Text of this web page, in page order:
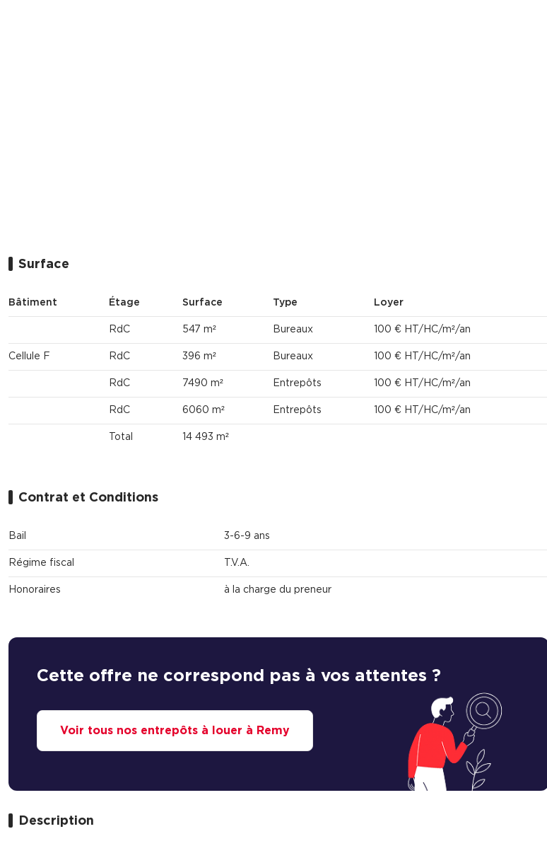
Surface
Bâtiment Étage Surface Type Loyer
RdC 547 m² Bureaux 100 € HT/HC/m²/an
Cellule F RdC 396 m² Bureaux 100 € HT/HC/m²/an
RdC 7490 m² Entrepôts 100 € HT/HC/m²/an
RdC 6060 m² Entrepôts 100 € HT/HC/m²/an
Total 14 493 m²
Contrat et Conditions
Bail 3-6-9 ans
Régime fiscal T.V.A.
Honoraires à la charge du preneur
Cette offre ne correspond pas à vos attentes ?
Voir tous nos entrepôts à louer à Remy
Description